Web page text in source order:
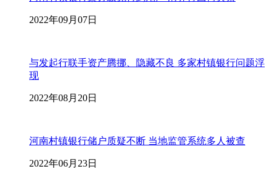
2022年09月07日
与发起行联手资产腾挪、隐藏不良 多家村镇银行问题浮
现
2022年08月20日
河南村镇银行储户质疑不断 当地监管系统多人被查
2022年06月23日